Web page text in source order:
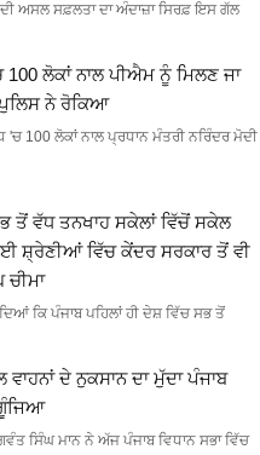
ਅਸਲ ਸਫ਼ਲਤਾ ਦਾ ਅੰਦਾਜ਼ਾ ਸਿਰਫ਼ ਇਸ ਗੱਲ
100 ਲੋਕਾਂ ਨਾਲ ਪੀਐਮ ਨੂੰ ਮਿਲਣ ਜਾ
ਨੇ ਰੋਕਿਆ
100 ਲੋਕਾਂ ਨਾਲ ਪ੍ਰਧਾਨ ਮੰਤਰੀ ਨਰਿੰਦਰ ਮੋਦੀ
ਤੋਂ ਵੱਧ ਤਨਖਾਹ ਸਕੇਲਾਂ ਵਿੱਚੋਂ ਸਕੇਲ
ਸ਼੍ਰੇਣੀਆਂ ਵਿੱਚ ਕੇਂਦਰ ਸਰਕਾਰ ਤੋਂ ਵੀ
ਕਿ ਪੰਜਾਬ ਪਹਿਲਾਂ ਹੀ ਦੇਸ਼ ਵਿੱਚ ਸਭ ਤੋਂ
ਦੇ ਨੁਕਸਾਨ ਦਾ ਮੁੱਦਾ ਪੰਜਾਬ
ਗੂੰਜਿਆ
ਸਿੰਘ ਮਾਨ ਨੇ ਅੱਜ ਪੰਜਾਬ ਵਿਧਾਨ ਸਭਾ ਵਿੱਚ